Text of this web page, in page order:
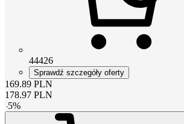
44426
Sprawdź szczegóły oferty
169.89 PLN
178.97 PLN
-5%